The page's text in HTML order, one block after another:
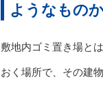
ようなもの
敷地内ゴミ置き場と
おく場所で、その建